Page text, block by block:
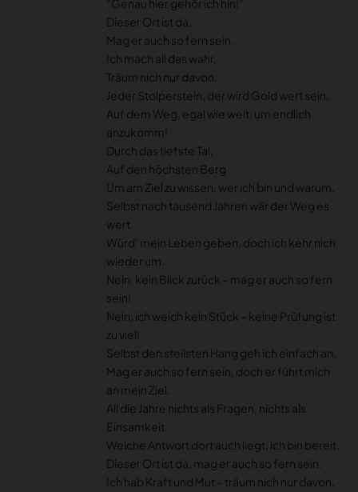
“Genau hier gehör ich hin!”
Dieser Ort ist da,
Mag er auch so fern sein.
Ich mach all das wahr,
Träum nich nur davon.
Jeder Stolperstein, der wird Gold wert sein,
Auf dem Weg, egal wie weit, um endlich
anzukomm!
Durch das tiefste Tal,
Auf den höchsten Berg
Um am Ziel zu wissen, wer ich bin und warum.
Selbst nach tausend Jahren wär der Weg es
wert
Würd’ mein Leben geben, doch ich kehr nich
wieder um.
Nein, kein Blick zurück – mag er auch so fern
sein!
Nein, ich weich kein Stück – keine Prüfung ist
zu viel!
Selbst den steilsten Hang geh ich einfach an,
Mag er auch so fern sein, doch er führt mich
an mein Ziel.
All die Jahre nichts als Fragen, nichts als
Einsamkeit.
Welche Antwort dort auch liegt, ich bin bereit.
Dieser Ort ist da, mag er auch so fern sein.
Ich hab Kraft und Mut – träum nich nur davon.